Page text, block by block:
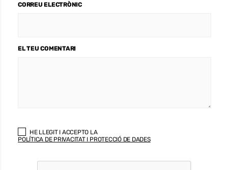
CORREU ELECTRÒNIC
EL TEU COMENTARI
HE LLEGIT I ACCEPTO LA
POLÍTICA DE PRIVACITAT I PROTECCIÓ DE DADES